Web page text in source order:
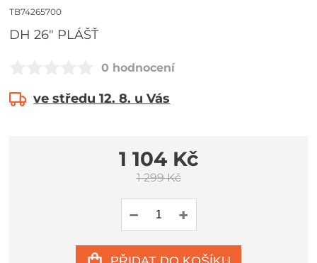
TB74265700
DH 26" PLÁŠŤ
0 hodnocení
ve středu 12. 8. u Vás
1 104 Kč
1 299 Kč